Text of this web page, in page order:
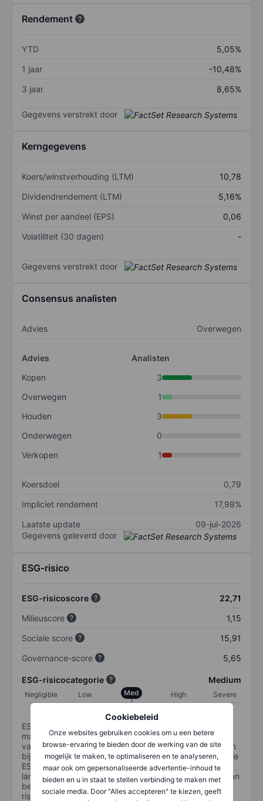
Cookiebeleid
Onze websites gebruiken cookies om u een betere
browse-ervaring te bieden door de werking van de site
mogelijk te maken, te optimaliseren en te analyseren,
maar ook om gepersonaliseerde advertentie-inhoud te
bieden en u in staat te stellen verbinding te maken met
sociale media. Door "Alles accepteren" te kiezen, geeft
Rendement
YTD
5,05%
1 jaar
-10,48%
3 jaar
8,65%
Gegevens verstrekt door
Kerngegevens
Koers/winstverhouding (LTM)
10,78
Dividendrendement (LTM)
5,16%
Winst per aandeel (EPS)
0,06
Volatiliteit (30 dagen)
-
Gegevens verstrekt door
Consensus analisten
Advies Overwegen
Advies
Analisten
Kopen
3
Overwegen
1
Houden
3
Onderwegen
0
Verkopen
1
Koersdoel
0,79
Impliciet rendement
17,98%
Laatste update
09-jul-2026
Gegevens geleverd door
ESG-risico
ESG-risicoscore
22,71
Milieuscore
1,15
Sociale score
15,91
Governance-score
5,65
ESG-risicocategorie Medium
Negligible Low Med High
Severe
0-10
20-30
ESG-risico is een maatstaf voor hoe goed een bedrijf
materiële ESG-risico's beheert. De ESG-risicocategorie
van Sustainalytics is ontworpen om beleggers te helpen
bij het identificeren en begrijpen van financieel materiële
ESG-risico's op bedrijfsniveau en hoe deze de
langetermijnprestaties van aandelenbeleggingen kunnen
beïnvloeden. De schaal loopt van 0-100. Hoe lager het
risico, hoe beter (0 staat voor geen risico en 100 voor